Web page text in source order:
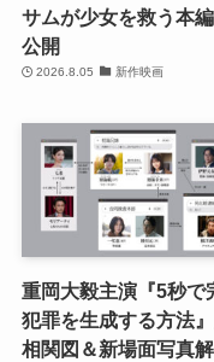
サムが少女を救う本
公開
2026.8.05 新作映画
重岡大毅主演『5秒で
犯罪を生成する方法
相関図＆新場面写真